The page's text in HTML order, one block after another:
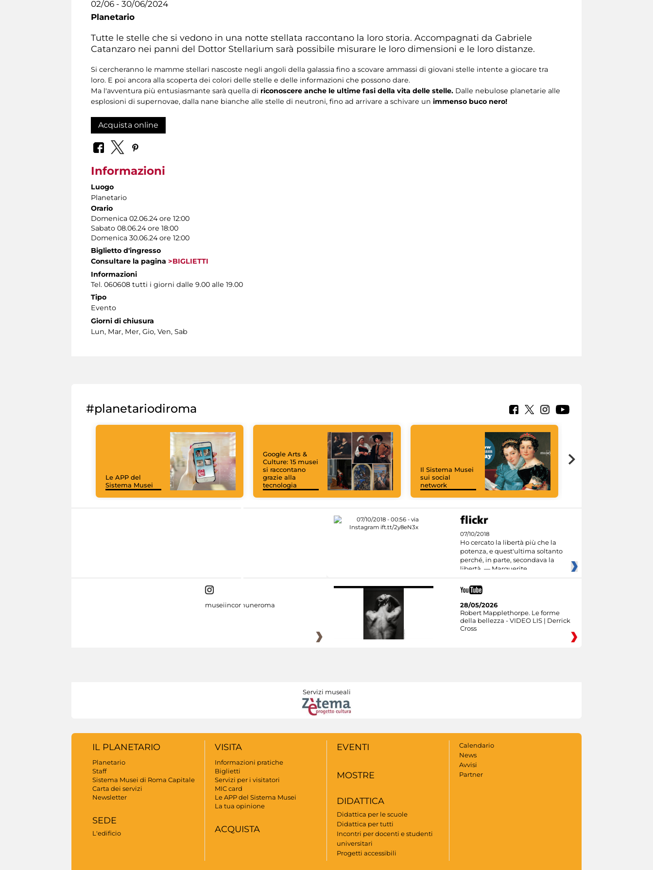
02/06 - 30/06/2024
Planetario
Tutte le stelle che si vedono in una notte stellata raccontano la loro storia. Accompagnati da Gabriele
Catanzaro nei panni del Dottor Stellarium sarà possibile misurare le loro dimensioni e le loro distanze.
Si cercheranno le mamme stellari nascoste negli angoli della galassia fino a scovare ammassi di giovani stelle intente a giocare tra
loro. E poi ancora alla scoperta dei colori delle stelle e delle informazioni che possono dare.
Ma l'avventura più entusiasmante sarà quella di riconoscere anche le ultime fasi della vita delle stelle. Dalle nebulose planetarie alle
esplosioni di supernovae, dalla nane bianche alle stelle di neutroni, fino ad arrivare a schivare un immenso buco nero!
Acquista online
Informazioni
Luogo
Planetario
Orario
Domenica 02.06.24 ore 12:00
Sabato 08.06.24 ore 18:00
Domenica 30.06.24 ore 12:00
Biglietto d'ingresso
Consultare la pagina >BIGLIETTI
Informazioni
Tel. 060608 tutti i giorni dalle 9.00 alle 19.00
Tipo
Evento
Giorni di chiusura
Lun, Mar, Mer, Gio, Ven, Sab
#planetariodiroma
Le APP del
Sistema Musei
Google Arts &
Culture: 15 musei
si raccontano
grazie alla
tecnologia
Il Sistema Musei
sui social
network
07/10/2018
Ho cercato la libertà più che la
potenza, e quest'ultima soltanto
perché, in parte, secondava la
libertà. — Marguerite
museiincomuneroma
28/05/2026
Robert Mapplethorpe. Le forme
della bellezza - VIDEO LIS | Derrick
Cross
Servizi museali
IL PLANETARIO
Planetario
Staff
Sistema Musei di Roma Capitale
Carta dei servizi
Newsletter
SEDE
L'edificio
VISITA
Informazioni pratiche
Biglietti
Servizi per i visitatori
MIC card
Le APP del Sistema Musei
La tua opinione
ACQUISTA
EVENTI
MOSTRE
DIDATTICA
Didattica per le scuole
Didattica per tutti
Incontri per docenti e studenti
universitari
Progetti accessibili
Calendario
News
Avvisi
Partner